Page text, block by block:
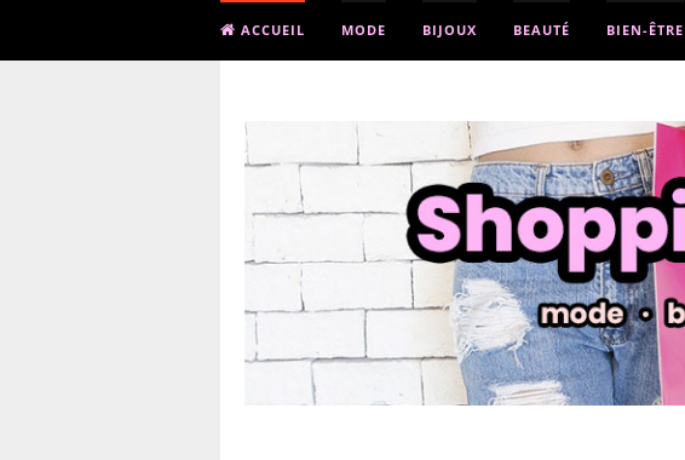
ACCUEIL MODE BIJOUX BEAUTÉ BIEN-ÊTRE